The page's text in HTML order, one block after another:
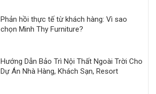
Phản hồi thực tế từ khách hàng: Vì sao
chọn Minh Thy Furniture?
Hướng Dẫn Bảo Trì Nội Thất Ngoài Trời Cho
Dự Án Nhà Hàng, Khách Sạn, Resort